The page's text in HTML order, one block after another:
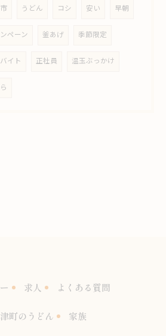
うどん コシ 安い 早朝
ペーン 釜あげ 季節限定
イト 正社員 温玉ぶっかけ
求人 よくある質問
町のうどん 家族